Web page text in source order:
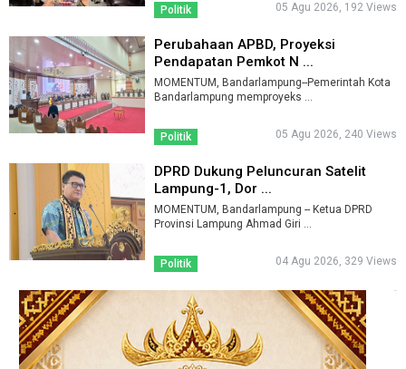
Politik 05 Agu 2026, 192 Views
Perubahaan APBD, Proyeksi
Pendapatan Pemkot N ...
MOMENTUM, Bandarlampung--Pemerintah Kota
Bandarlampung memproyeks ...
Politik 05 Agu 2026, 240 Views
DPRD Dukung Peluncuran Satelit
Lampung-1, Dor ...
MOMENTUM, Bandarlampung -- Ketua DPRD
Provinsi Lampung Ahmad Giri ...
Politik 04 Agu 2026, 329 Views